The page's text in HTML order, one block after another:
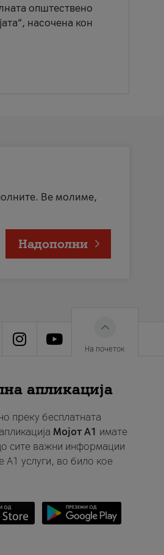
општествено
насочена кон
Ве молиме,
Надополни
На почеток
апликација
преку бесплатната
Мојот A1 имате
сите важни информации
A1 услуги, во било кое